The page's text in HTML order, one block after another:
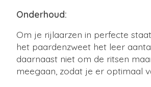
Onderhoud:
Om je rijlaarzen in perfecte
het paardenzweet het leer
daarnaast niet om de ritsen
meegaan, zodat je er optimaal